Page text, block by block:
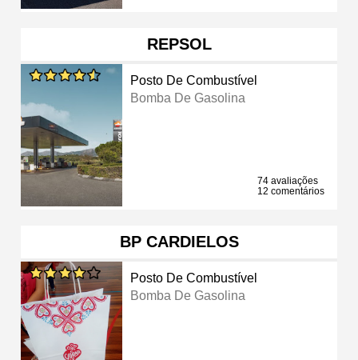
REPSOL
Posto De Combustível
Bomba De Gasolina
74 avaliações
12 comentários
BP CARDIELOS
Posto De Combustível
Bomba De Gasolina